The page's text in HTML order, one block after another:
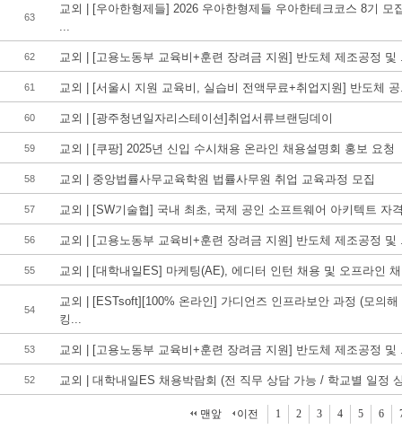
63
교외 | [우아한형제들] 2026 우아한형제들 우아한테크코스 8기 모
...
62 교외 | [고용노동부 교육비+훈련 장려금 지원] 반도체 제조공정 및
61 교외 | [서울시 지원 교육비, 실습비 전액무료+취업지원] 반도체
60 교외 | [광주청년일자리스테이션]취업서류브랜딩데이
59 교외 | [쿠팡] 2025년 신입 수시채용 온라인 채용설명회 홍보 요청
58 교외 | 중앙법률사무교육학원 법률사무원 취업 교육과정 모집
57 교외 | [SW기술협] 국내 최초, 국제 공인 소프트웨어 아키텍트 자
56 교외 | [고용노동부 교육비+훈련 장려금 지원] 반도체 제조공정 및
55 교외 | [대학내일ES] 마케팅(AE), 에디터 인턴 채용 및 오프라인
54
교외 | [ESTsoft][100% 온라인] 가디언즈 인프라보안 과정 (모의해
킹...
53 교외 | [고용노동부 교육비+훈련 장려금 지원] 반도체 제조공정 및
52 교외 | 대학내일ES 채용박람회 (전 직무 상담 가능 / 학교별 일정
맨앞 이전 1 2 3 4 5 6